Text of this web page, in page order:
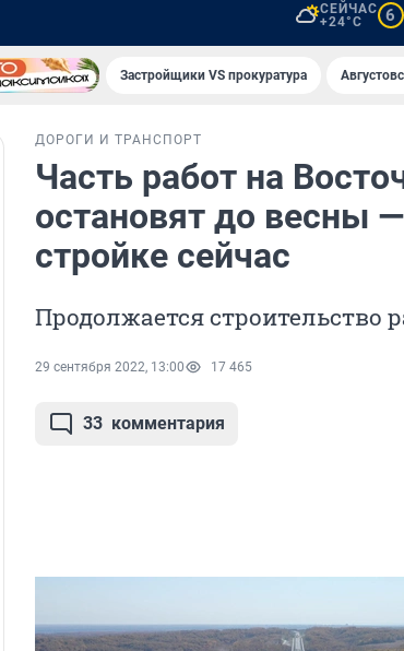
СЕЙЧАС
+24°C
6
Застройщики VS прокуратура
ДОРОГИ И ТРАНСПОРТ
Часть работ на
остановят до весны
стройке сейчас
Продолжается строительство
29 сентября 2022, 13:00 17 465
33 комментария